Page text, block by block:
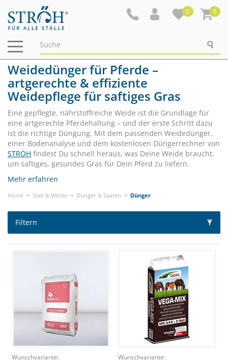
0 0
Navigation
ein-/ausblenden
Weidedünger für Pferde –
artgerechte & effiziente
Weidepflege für saftiges Gras
Eine gepflegte, nährstoffreiche Weide ist die Grundlage für
eine artgerechte Pferdehaltung – und der erste Schritt dazu
ist die richtige Düngung. Mit dem passenden Weidedünger,
einer Bodenanalyse und dem kostenlosen Düngerrechner von
STRÖH findest Du schnell heraus, was Deine Weide braucht,
um saftiges, gesundes Gras für Dein Pferd zu liefern.
Mehr erfahren
Home Stall & Weide Dünger & Saaten Dünger
Filtern
Wunschvariante:
Wunschvariante: